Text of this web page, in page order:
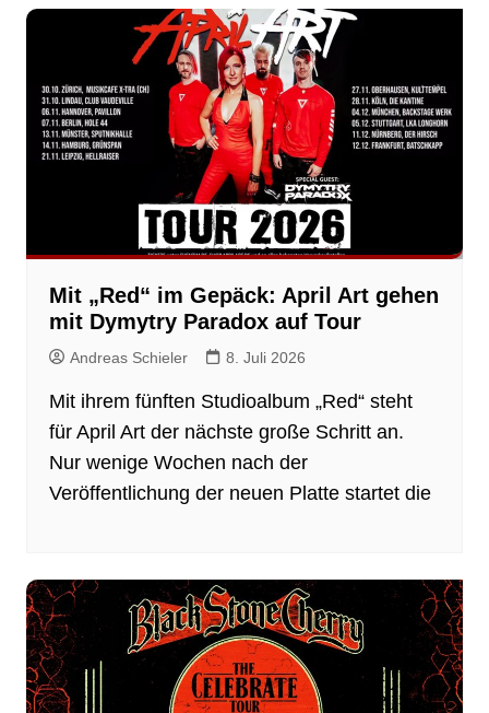
Mit „Red“ im Gepäck: April Art gehen
mit Dymytry Paradox auf Tour
Andreas Schieler 8. Juli 2026
Mit ihrem fünften Studioalbum „Red“ steht
für April Art der nächste große Schritt an.
Nur wenige Wochen nach der
Veröffentlichung der neuen Platte startet die